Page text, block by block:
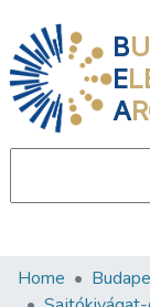
B
E
A
Communities
Home